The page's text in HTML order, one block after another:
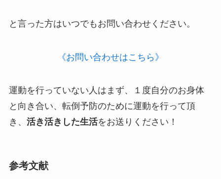
と言った方はいつでもお問い合わせください。
《お問い合わせはこちら》
運動を行っていない人はまず、１度自分のお身体
と向き合い、転倒予防のために運動を行って頂
き、 活き活きした生活をお送りください！
参考文献